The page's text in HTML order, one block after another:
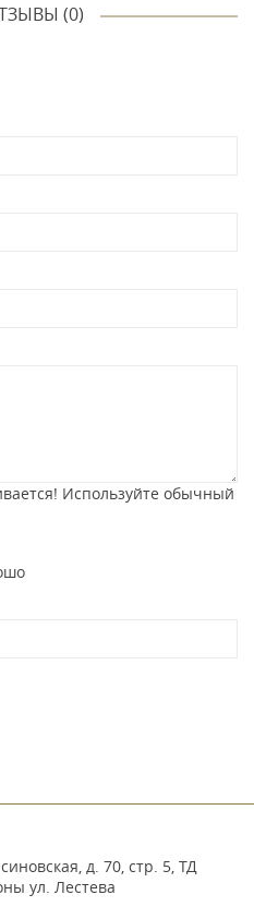
(0)
Используйте обычный
д. 70, стр. 5, ТД
ул. Лестева